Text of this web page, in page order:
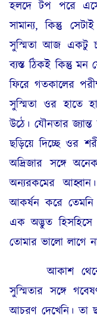
হলদে টপ পরে
সামান্য, কিন্তু
সুস্মিতা আজ একটু
ব্যস্ত ঠিকই কিন্তু
ফিরে গতকালের
সুস্মিতা ওর হাতে
উঠে। যৌনতার জ্যান্ত
ছড়িয়ে দিচ্ছে ওর
অদ্রিজার সঙ্গে
অন্যরকমের
আকর্ষন করে তেমনি
এক অদ্ভুত হিসহিসে
তোমার ভালো লাগে
আকাশ থেকে
সুস্মিতার সঙ্গে
আচরণ দেখেনি। তা